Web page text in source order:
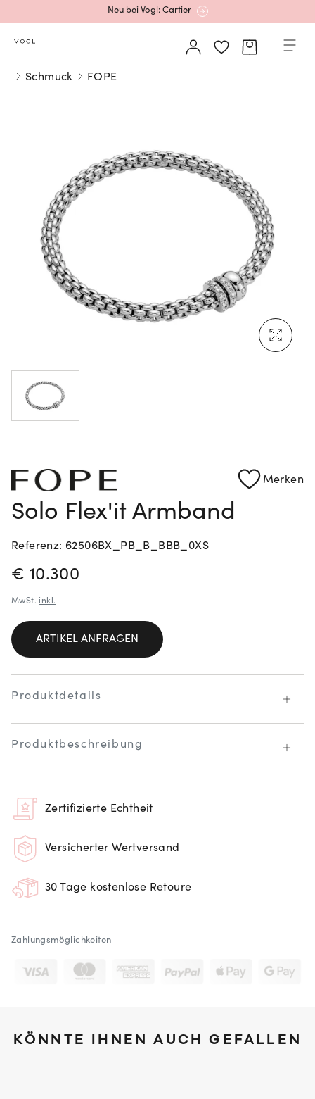
Mehr erfahren: Ikonische Uhren von Cartier
Rolex Certified Pre-Owned entdecken
Mehr erfahren: Ikonische Uhren von Cartier
Schmuck FOPE
Merken
Solo Flex'it Armband
Referenz: 62506BX_PB_B_BBB_0XS
PREISINFORMATIONEN
€ 10.300
MwSt. inkl.
ARTIKEL ANFRAGEN
Produktdetails
Produktbeschreibung
Zertifizierte Echtheit
Versicherter Wertversand
30 Tage kostenlose Retoure
Zahlungsmöglichkeiten
KÖNNTE IHNEN AUCH GEFALLEN